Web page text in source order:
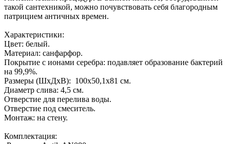
такой сантехникой, можно почувствовать себя благородным
патрицием античных времен.
Характеристики:
Цвет: белый.
Материал: санфарфор.
Покрытие с ионами серебра: подавляет образование бактерий
на 99,9%.
Размеры (ШхДхВ): 100х50,1х81 см.
Диаметр слива: 4,5 см.
Отверстие для перелива воды.
Отверстие под смеситель.
Монтаж: на стену.
Комплектация: